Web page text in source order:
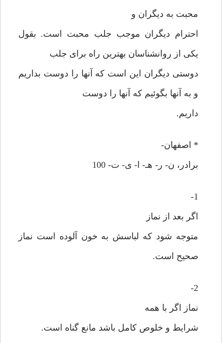
محبت به دیگران و
احترام دیگران موجب جلب محبت است. بقول
یکی از روانشناسان بهترین راه برای جلب
دوستی دیگران این است که آنها را دوست بداریم
و به آنها بگوئیم که آنها را دوست
داریم.
* اصفهان-
برادر، ن- ر- هـ- ا- ی- ت- 100
1-
اگر بعد از نماز
متوجه شود که لباسش به خون آلوده است نماز
صحیح است.
2-
نماز اگر با همه
شرایط و خلوص کامل باشد مانع گناه است.